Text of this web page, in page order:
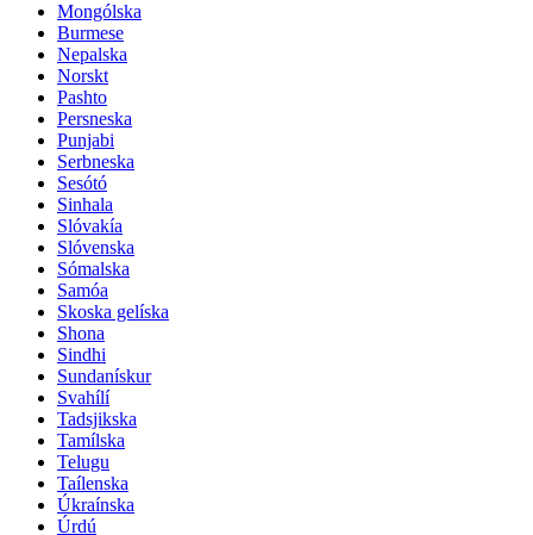
Mongólska
Burmese
Nepalska
Norskt
Pashto
Persneska
Punjabi
Serbneska
Sesótó
Sinhala
Slóvakía
Slóvenska
Sómalska
Samóa
Skoska gelíska
Shona
Sindhi
Sundanískur
Svahílí
Tadsjikska
Tamílska
Telugu
Taílenska
Úkraínska
Úrdú